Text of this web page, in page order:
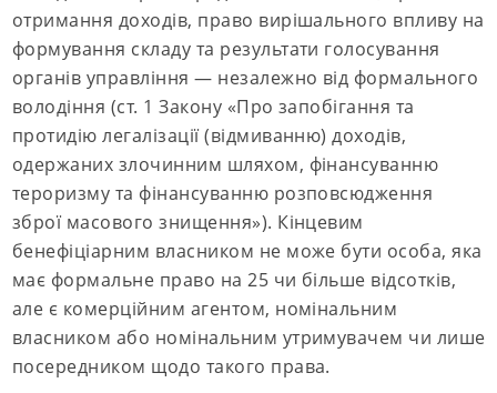
отримання доходів, право вирішального впливу на
формування складу та результати голосування
органів управління — незалежно від формального
володіння (ст. 1 Закону «Про запобігання та
протидію легалізації (відмиванню) доходів,
одержаних злочинним шляхом, фінансуванню
тероризму та фінансуванню розповсюдження
зброї масового знищення»). Кінцевим
бенефіціарним власником не може бути особа, яка
має формальне право на 25 чи більше відсотків,
але є комерційним агентом, номінальним
власником або номінальним утримувачем чи лише
посередником щодо такого права.